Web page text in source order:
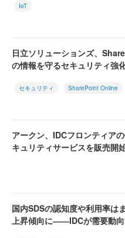
IoT
日立ソリューションズ、
の情報を守るセキュリティ強
セキュリティ SharePoint Online
アークン、IDCフロンティア
キュリティサービスを販売開
国内SDSの認知度や利用率は
上昇傾向に――IDCが需要動